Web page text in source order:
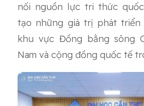
nối nguồn lực tri thức
tạo những giá trị phát triển
khu vực Đồng bằng sông
Nam và cộng đồng quốc tế